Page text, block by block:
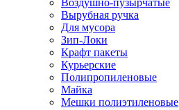
Вырубная ручка
Для мусора
Зип-Локи
Крафт пакеты
Курьерские
Полипропиленовые
Майка
Мешки полиэтиленовые